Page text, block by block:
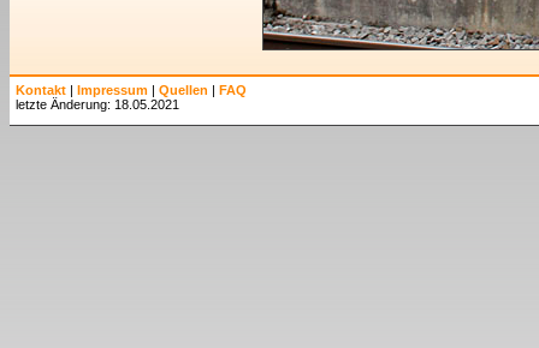
Kontakt | Impressum | Quellen | FAQ
letzte Änderung: 18.05.2021